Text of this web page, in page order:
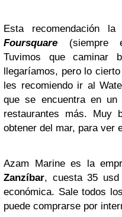
Esta recomendación
Foursquare (siempre
Tuvimos que caminar
llegaríamos, pero lo
les recomiendo ir al
que se encuentra en
restaurantes más. Muy
obtener del mar, para ver
Azam Marine es la
Zanzíbar, cuesta 35
económica. Sale todos
puede comprarse por